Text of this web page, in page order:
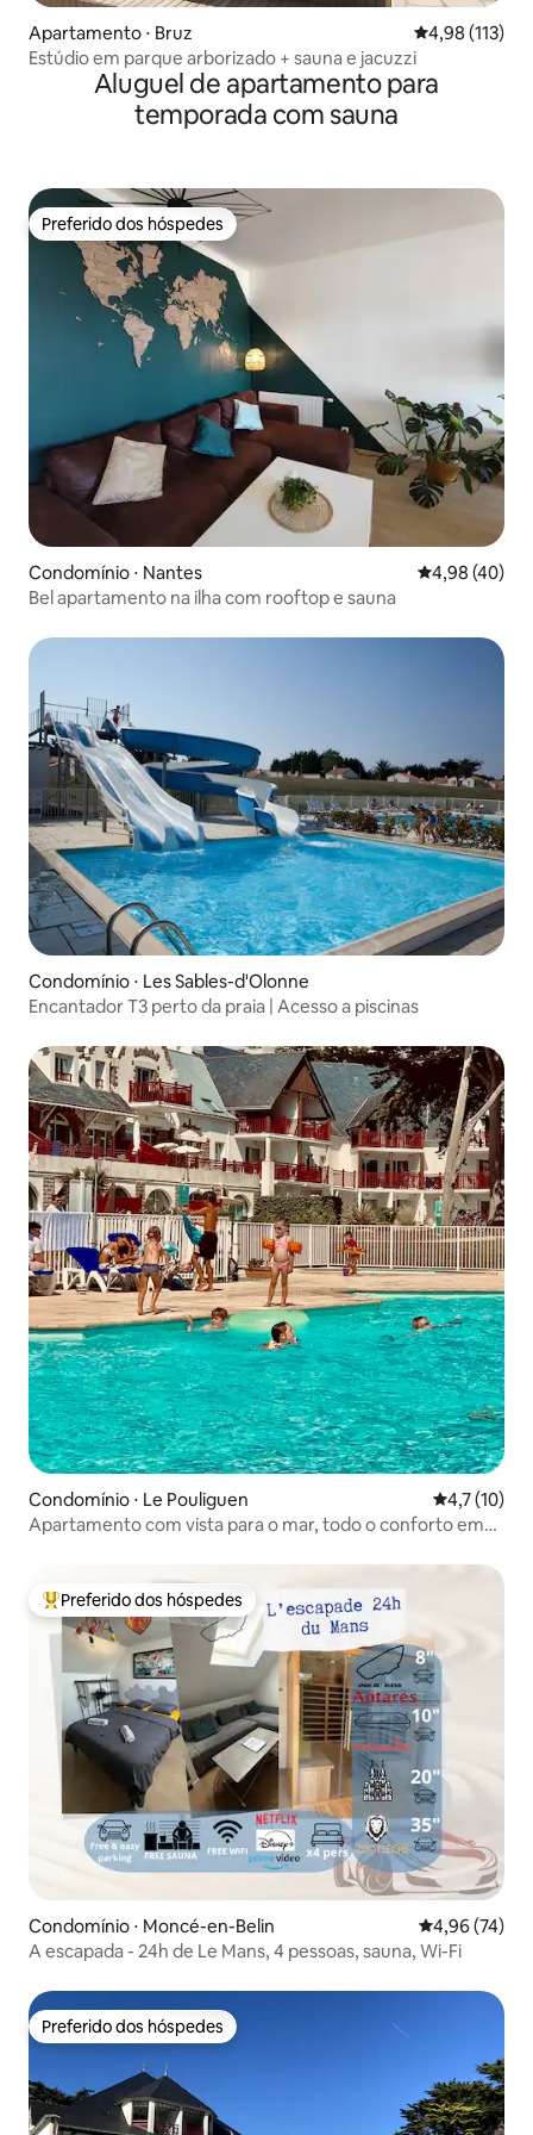
Apartamento ⋅ Bruz 4,98 de uma
4,98 (113)
Estúdio em parque arborizado + sauna e jacuzzi
Aluguel de apartamento para
temporada com sauna
Preferido dos hóspedes
Preferido dos hóspedes
Condomínio ⋅ Nantes 4,98 de uma
4,98 (40)
Bel apartamento na ilha com rooftop e sauna
Condomínio ⋅ Les Sables-d'Olonne
Encantador T3 perto da praia | Acesso a piscinas
Condomínio ⋅ Le Pouliguen 4,7 de uma
4,7 (10)
Apartamento com vista para o mar, todo o conforto em
Entre os melhores preferidos dos hóspedes
Preferido dos hóspedes
Condomínio ⋅ Moncé-en-Belin 4,96 de uma
4,96 (74)
A escapada - 24h de Le Mans, 4 pessoas, sauna, Wi-Fi
Preferido dos hóspedes
Preferido dos hóspedes